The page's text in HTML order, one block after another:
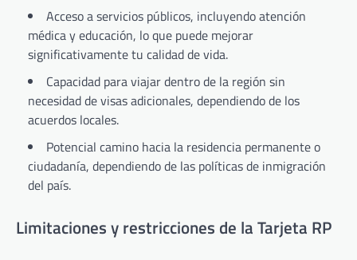
Acceso a servicios públicos, incluyendo atención
médica y educación, lo que puede mejorar
significativamente tu calidad de vida.
Capacidad para viajar dentro de la región sin
necesidad de visas adicionales, dependiendo de los
acuerdos locales.
Potencial camino hacia la residencia permanente o
ciudadanía, dependiendo de las políticas de inmigración
del país.
Limitaciones y restricciones de la Tarjeta RP